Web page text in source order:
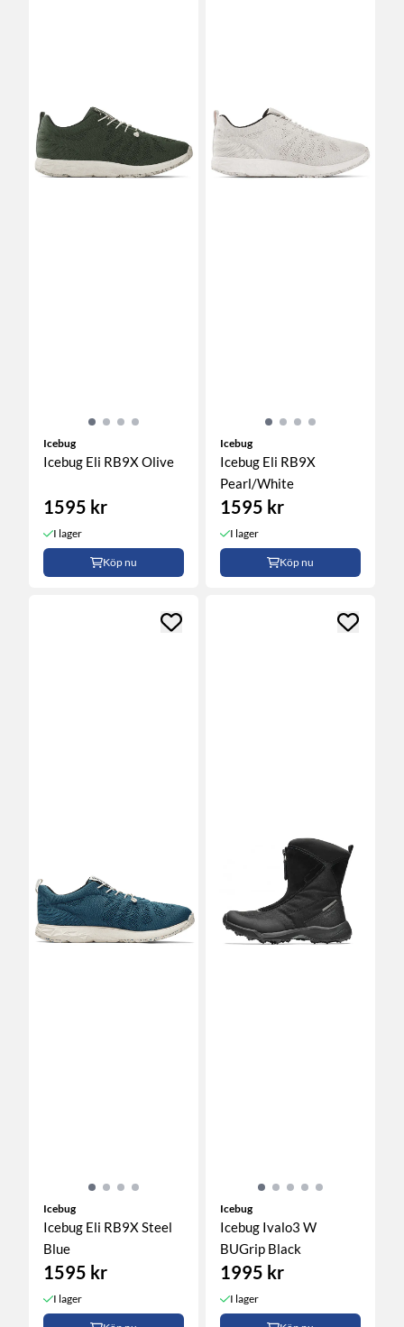
Icebug
Icebug Eli RB9X Olive
1595 kr
I lager
Köp nu
Icebug
Icebug Eli RB9X
Pearl/White
1595 kr
I lager
Köp nu
Icebug
Icebug Eli RB9X Steel
Blue
1595 kr
I lager
Icebug
Icebug Ivalo3 W
BUGrip Black
1995 kr
I lager